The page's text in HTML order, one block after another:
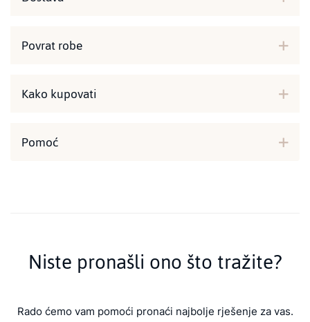
Povrat robe
Kako kupovati
Pomoć
Niste pronašli ono što tražite?
Rado ćemo vam pomoći pronaći najbolje rješenje za vas.